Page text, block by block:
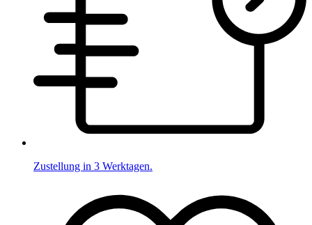
Zustellung in 3 Werktagen.